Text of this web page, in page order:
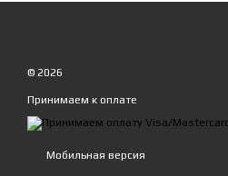
© 2026
Принимаем к оплате
Мобильная версия